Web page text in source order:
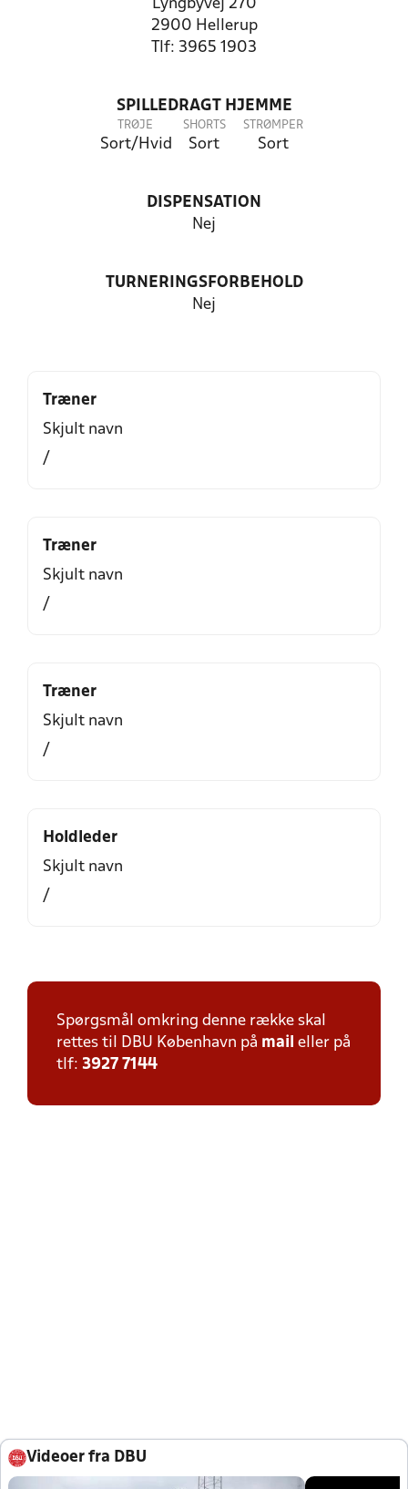
Lyngbyvej 270
2900 Hellerup
Tlf: 3965 1903
SPILLEDRAGT HJEMME
TRØJE
Sort/Hvid
SHORTS
Sort
STRØMPER
Sort
DISPENSATION
Nej
TURNERINGSFORBEHOLD
Nej
Træner
Skjult navn
/
Træner
Skjult navn
/
Træner
Skjult navn
/
Holdleder
Skjult navn
/
Spørgsmål omkring denne række skal
rettes til DBU København på mail eller på
tlf: 3927 7144
Videoer fra DBU